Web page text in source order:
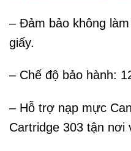
– Đảm bảo không
giấy.
– Chế độ bảo hành:
– Hỗ trợ nạp mực
Cartridge 303 tận nơi